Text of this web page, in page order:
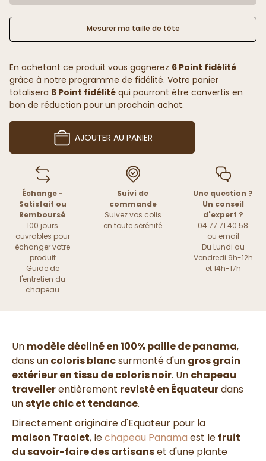
Mesurer ma taille de tête
En achetant ce produit vous gagnerez 6 Point fidélité
grâce à notre programme de fidélité. Votre panier
totalisera 6 Point fidélité qui pourront être convertis en
bon de réduction pour un prochain achat.
AJOUTER AU PANIER
Échange -
Satisfait ou
Remboursé
100 jours
ouvrables pour
échanger votre
produit
Guide de
l'entretien du
chapeau
Suivi de
commande
Suivez vos colis
en toute sérénité
Une question ?
Un conseil
d'expert ?
04 77 71 40 58
ou email
Du Lundi au
Vendredi 9h-12h
et 14h-17h
Un modèle décliné en 100% paille de panama,
dans un coloris blancsurmonté d'un gros grain
extérieur en tissu de coloris noir. Un chapeau
travellerentièrement revisté en Équateurdans
unstyle chic et tendance.
Directement originaire d'Equateur pour la
maison Traclet, lechapeau Panama est le fruit
du savoir-faire des artisanset d'une plante